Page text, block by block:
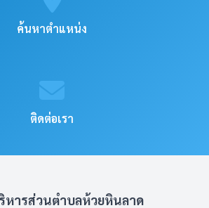
ค้นหาตำแหน่ง
ติดต่อเรา
หารส่วนตำบลห้วยหินลาด